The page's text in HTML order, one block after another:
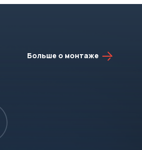
Больше о монтаже